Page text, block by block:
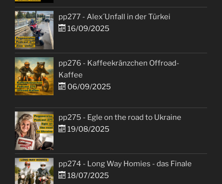
pp277 - Alex´Unfall in der Türkei
16/09/2025
pp276 - Kaffeekränzchen Offroad-
Kaffee
06/09/2025
pp275 - Egle on the road to Ukraine
19/08/2025
pp274 - Long Way Homies - das Finale
18/07/2025